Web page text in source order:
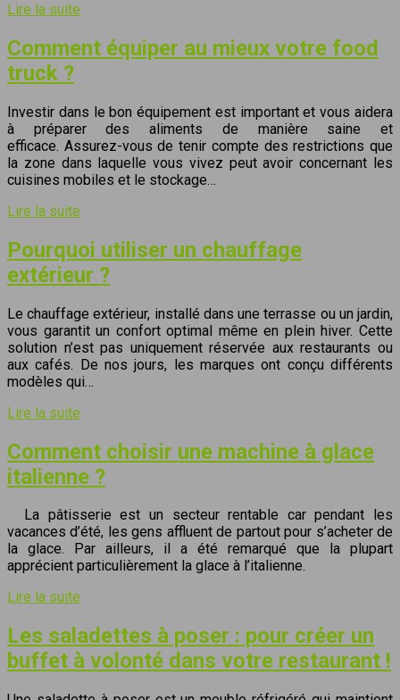
Lire la suite
Comment équiper au mieux votre food
truck ?
Investir dans le bon équipement est important et vous aidera
à préparer des aliments de manière saine et
efficace. Assurez-vous de tenir compte des restrictions que
la zone dans laquelle vous vivez peut avoir concernant les
cuisines mobiles et le stockage…
Lire la suite
Pourquoi utiliser un chauffage
extérieur ?
Le chauffage extérieur, installé dans une terrasse ou un jardin,
vous garantit un confort optimal même en plein hiver. Cette
solution n’est pas uniquement réservée aux restaurants ou
aux cafés. De nos jours, les marques ont conçu différents
modèles qui…
Lire la suite
Comment choisir une machine à glace
italienne ?
La pâtisserie est un secteur rentable car pendant les
vacances d’été, les gens affluent de partout pour s’acheter de
la glace. Par ailleurs, il a été remarqué que la plupart
apprécient particulièrement la glace à l’italienne.
Lire la suite
Les saladettes à poser : pour créer un
buffet à volonté dans votre restaurant !